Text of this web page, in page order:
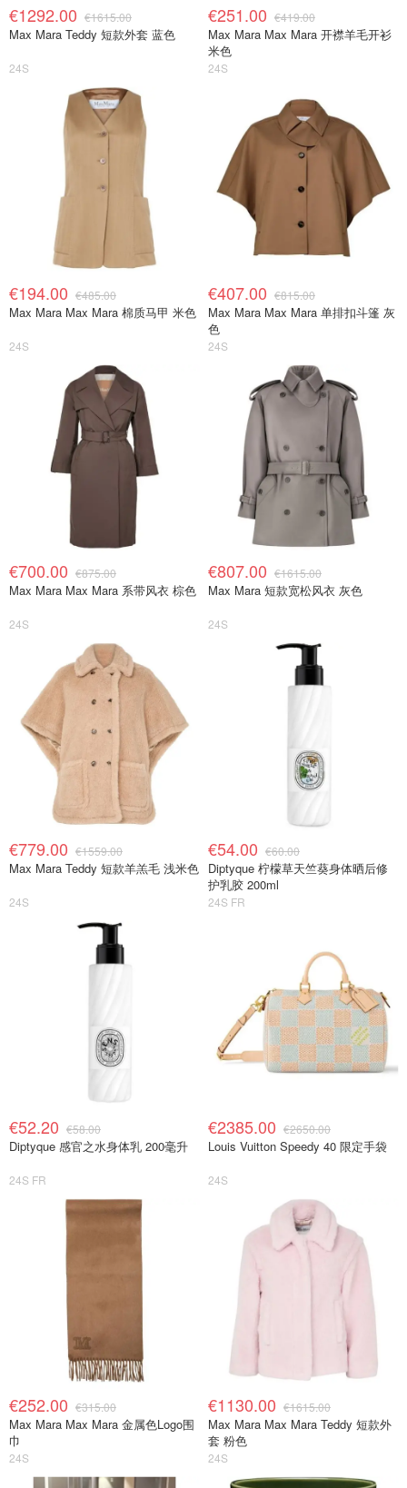
€1292.00 €1615.00
Max Mara Teddy 短款外套 蓝色
24S
€251.00 €419.00
Max Mara Max Mara 开襟羊毛开衫
米色
24S
€194.00 €485.00
Max Mara Max Mara 棉质马甲 米色
24S
€407.00 €815.00
Max Mara Max Mara 单排扣斗篷 灰
色
24S
€700.00 €875.00
Max Mara Max Mara 系带风衣 棕色
24S
€807.00 €1615.00
Max Mara 短款宽松风衣 灰色
24S
€779.00 €1559.00
Max Mara Teddy 短款羊羔毛 浅米色
24S
€54.00 €60.00
Diptyque 柠檬草天竺葵身体晒后修
护乳胶 200ml
24S FR
€52.20 €58.00
Diptyque 感官之水身体乳 200毫升
24S FR
€2385.00 €2650.00
Louis Vuitton Speedy 40 限定手袋
24S
€252.00 €315.00
Max Mara Max Mara 金属色Logo围
巾
24S
€1130.00 €1615.00
Max Mara Max Mara Teddy 短款外
套 粉色
24S